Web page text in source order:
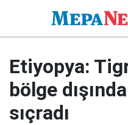
Etiyopya:
bölge
sıçradı